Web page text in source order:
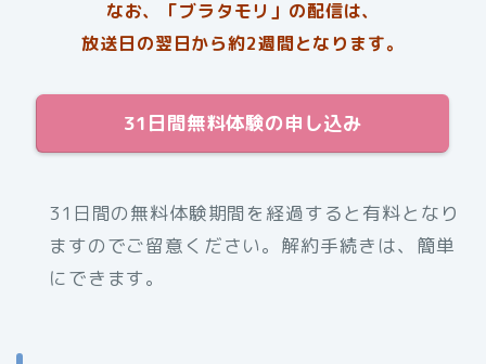
なお、「ブラタモリ」の配信は、
放送日の翌日から約2週間となります。
31日間無料体験の申し込み
31日間の無料体験期間を経過すると有料となり
ますのでご留意ください。解約手続きは、簡単
にできます。